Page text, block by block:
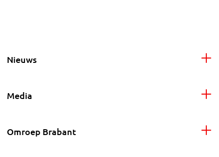
Nieuws
Media
Omroep Brabant